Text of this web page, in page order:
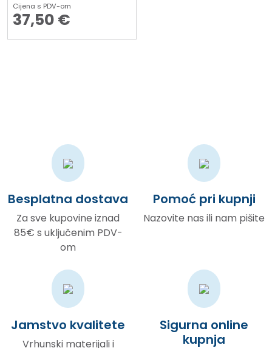
Cijena s PDV-om
37,50 €
Besplatna dostava
Za sve kupovine iznad
85€ s uključenim PDV-
om
Pomoć pri kupnji
Nazovite nas ili nam pišite
Jamstvo kvalitete
Vrhunski materijali i
Sigurna online
kupnja